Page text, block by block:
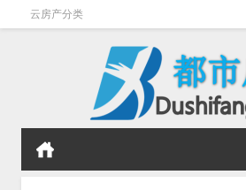
云房产分类